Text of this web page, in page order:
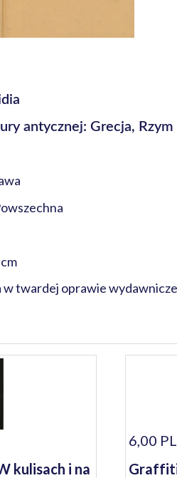
antycznej: Grecja, Rzym
w twardej oprawie
kulisach i na
6,00